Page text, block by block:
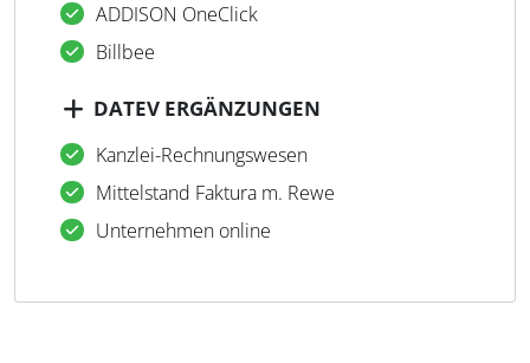
ADDISON OneClick
Billbee
DATEV ERGÄNZUNGEN
Kanzlei-Rechnungswesen
Mittelstand Faktura m. Rewe
Unternehmen online